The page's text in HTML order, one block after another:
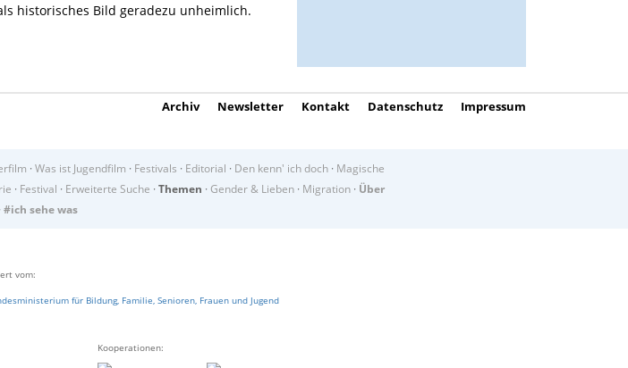
historisches Bild geradezu unheimlich.
Archiv Newsletter Kontakt Datenschutz Impressum
· Was ist Jugendfilm · Festivals · Editorial · Den kenn' ich doch · Magische
· Festival · Erweiterte Suche · Themen · Gender & Lieben· Migration· Über
· #ich sehe was
vom:
Kooperationen: